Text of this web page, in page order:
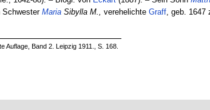
Schwester MariaSibylla M., verehelichte Graff, geb. 1647
Auflage, Band 2. Leipzig 1911., S. 168.